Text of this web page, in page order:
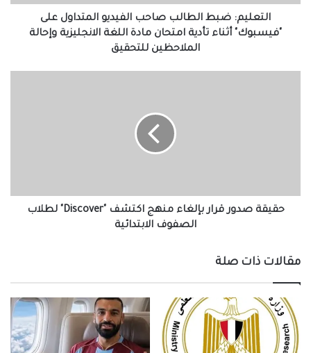
أثناء
امتحان
التعليم: ضبط الطالب صاحب الفيديو المتداول على
"فيسبوك" أثناء تأدية امتحان مادة اللغة الانجليزية وإحالة
الملاحظين للتحقيق
الصفوف
الابتدائية
حقيقة صدور قرار بإلغاء منهج اكتشف "Discover" لطلاب
الصفوف الابتدائية
مقالات ذات صلة